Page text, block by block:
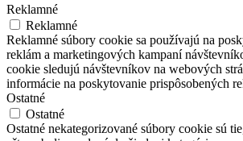
Reklamné
Reklamné
Reklamné súbory cookie sa používajú na
reklám a marketingových kampaní
cookie sledujú návštevníkov na webových
informácie na poskytovanie prispôsobených
Ostatné
Ostatné
Ostatné nekategorizované súbory cookie sú